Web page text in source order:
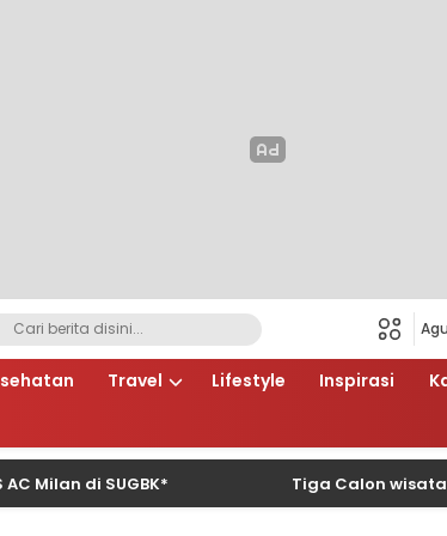
Travel Lifestyle Inspirasi
di SUGBK* Tiga Calon wisatawan